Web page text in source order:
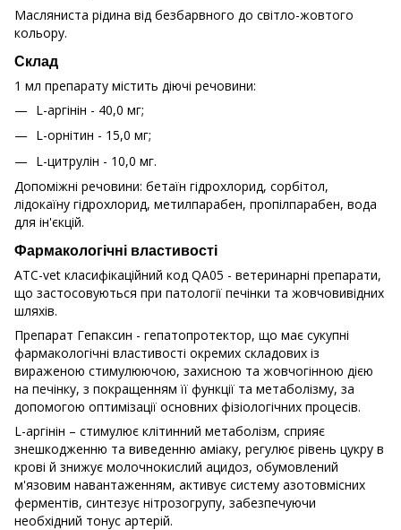
Масляниста рідина від безбарвного до світло-жовтого
кольору.
Склад
1 мл препарату містить діючі речовини:
L-apгiнiн - 40,0 мг;
L-орнiтин - 15,0 мг;
L-цитрулiн - 10,0 мг.
Допоміжні речовини: бетаїн гідрохлорид, сорбітол,
лідокаїну гідрохлорид, метилпарабен, пропілпарабен, вода
для ін'єкцій.
Фармакологічні властивості
ATC-vet класифікаційний код QA05 - ветеринарні препарати,
що застосовуються при патології печінки та жовчовивідних
шляхів.
Препарат Гепаксин - гепатопротектор, що має сукупні
фармакологічні властивості окремих складових із
вираженою стимулюючою, захисною та жовчогінною дією
на печінку, з покращенням її функції та метаболізму, за
допомогою оптимізації основних фізіологічних процесів.
L-аргінін – стимулює клітинний метаболізм, сприяє
знешкодженню та виведенню аміаку, регулює рівень цукру в
крові й знижує молочнокислий ацидоз, обумовлений
м'язовим навантаженням, активує систему азотовмісних
ферментів, синтезує нітрозогрупу, забезпечуючи
необхідний тонус артерій.